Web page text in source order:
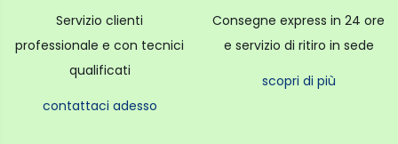
Servizio clienti
professionale e con tecnici
qualificati
contattaci adesso
Consegne express in 24 ore
e servizio di ritiro in sede
scopri di più